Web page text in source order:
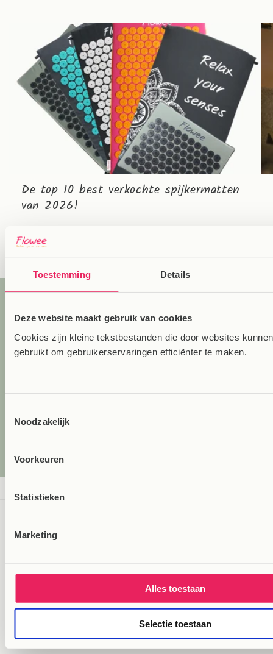
Toestemming Details
Deze website maakt gebruik van cookies
Cookies zijn kleine tekstbestanden die door websites
gebruikt om gebruikerservaringen efficiënter te maken.
Noodzakelijk
Voorkeuren
Statistieken
Marketing
Alles toestaan
Selectie toestaan
De top 10 best verkochte spijkermatten
van 2026!
Inspiratie en tips
ontvangen voor meer
ontspanning?
Spijkermat ECO
Spijkermat SET